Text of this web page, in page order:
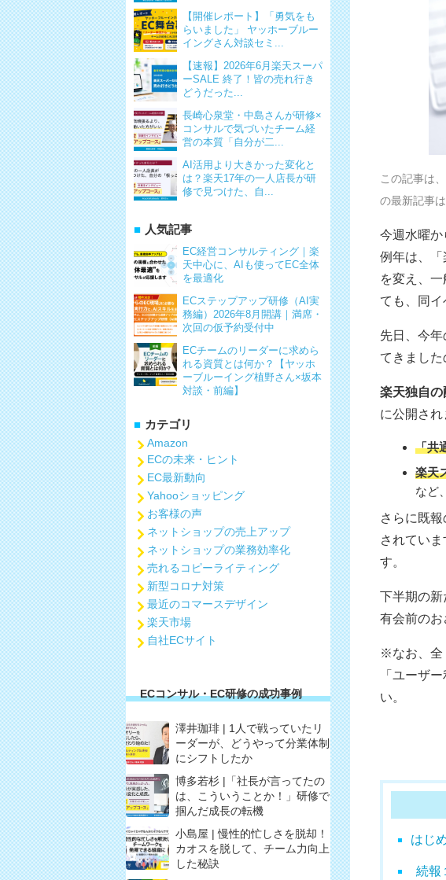
この記事は
の最新記事は
今週水曜か
例年は、
を変え、
ても、同
先日、今
てきました
楽天独自
に公開され
「共
楽天
など
さらに既
されていま
す。
下半期の
有会前のお
※なお、全
「ユーザ
い。
はじ
続報
【開催レポート】「勇気をも
らいました」 ヤッホーブルー
イングさん対談セミ...
【速報】2026年6月楽天スーパ
ーSALE 終了！皆の売れ行き
どうだった...
長崎心泉堂・中島さんが研修×
コンサルで気づいたチーム経
営の本質「自分が二...
AI活用より大きかった変化と
は？楽天17年の一人店長が研
修で見つけた、自...
人気記事
EC経営コンサルティング｜楽
天中心に、AIも使ってEC全体
を最適化
ECステップアップ研修（AI実
務編）2026年8月開講｜満席・
次回の仮予約受付中
ECチームのリーダーに求めら
れる資質とは何か？【ヤッホ
ーブルーイング植野さん×坂本
対談・前編】
カテゴリ
Amazon
ECの未来・ヒント
EC最新動向
Yahooショッピング
お客様の声
ネットショップの売上アップ
ネットショップの業務効率化
売れるコピーライティング
新型コロナ対策
最近のコマースデザイン
楽天市場
自社ECサイト
ECコンサル・EC研修の成功事例
澤井珈琲 | 1人で戦っていたリ
ーダーが、どうやって分業体制
にシフトしたか
博多若杉 |「社長が言ってたの
は、こういうことか！」研修で
掴んだ成長の転機
小島屋 | 慢性的忙しさを脱却！
カオスを脱して、チーム力向上
した秘訣